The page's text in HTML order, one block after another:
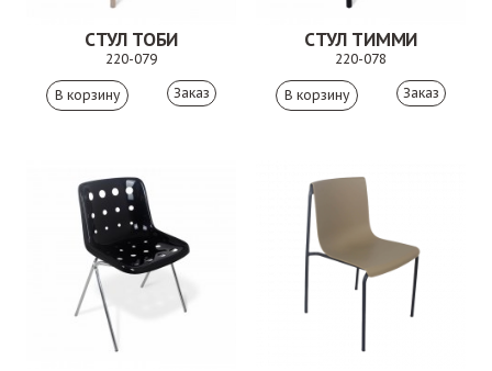
СТУЛ ТОБИ
220-079
Заказ
СТУЛ ТИММИ
220-078
Заказ